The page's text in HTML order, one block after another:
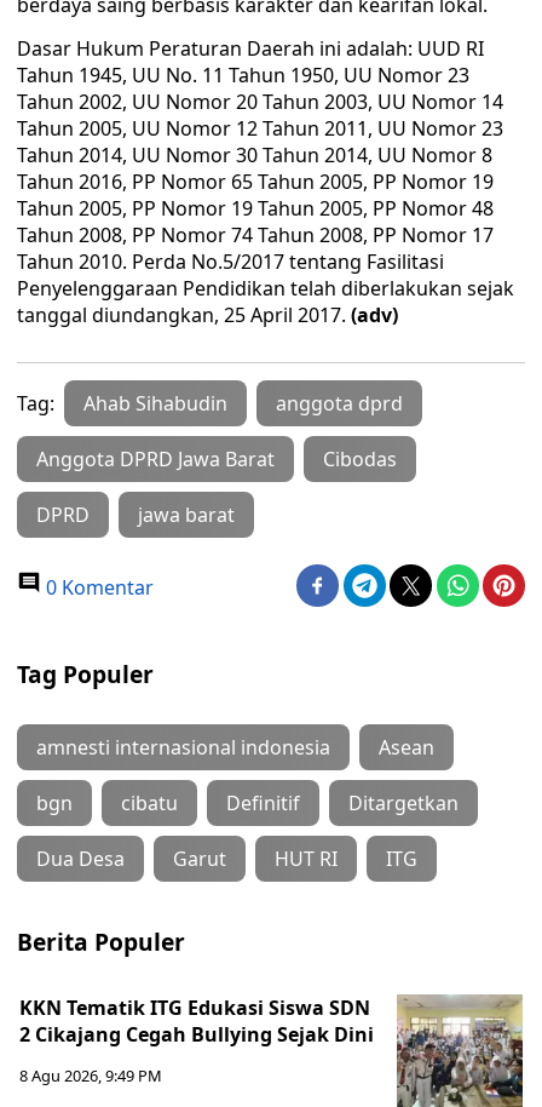
Dasar Hukum Peraturan Daerah ini adalah: UUD RI
Tahun 1945, UU No. 11 Tahun 1950, UU Nomor 23
Tahun 2002, UU Nomor 20 Tahun 2003, UU Nomor 14
Tahun 2005, UU Nomor 12 Tahun 2011, UU Nomor 23
Tahun 2014, UU Nomor 30 Tahun 2014, UU Nomor 8
Tahun 2016, PP Nomor 65 Tahun 2005, PP Nomor 19
Tahun 2005, PP Nomor 19 Tahun 2005, PP Nomor 48
Tahun 2008, PP Nomor 74 Tahun 2008, PP Nomor 17
Tahun 2010. Perda No.5/2017 tentang Fasilitasi
Penyelenggaraan Pendidikan telah diberlakukan sejak
tanggal diundangkan, 25 April 2017. (adv)
Tag: Ahab Sihabudin anggota dprd
Anggota DPRD Jawa Barat Cibodas
DPRD jawa barat
0 Komentar
Tag Populer
amnesti internasional indonesia Asean
bgn cibatu Definitif Ditargetkan
Dua Desa Garut HUT RI ITG
Berita Populer
KKN Tematik ITG Edukasi Siswa SDN
2 Cikajang Cegah Bullying Sejak Dini
8 Agu 2026, 9:49 PM